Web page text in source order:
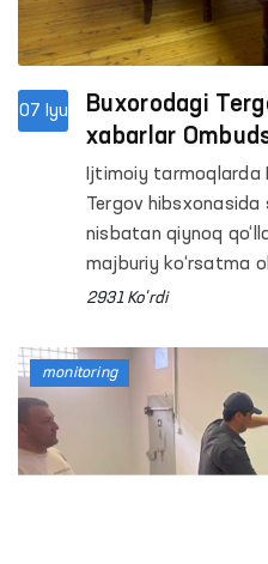
07 Iyu
Buxorodagi
xabarlar
o‘rganildi
Ijtimoiy tarmoqlarda
Tergov
nisbatan qiynoq
majburiy ko‘rsatma
tarqaldi.
2931 Ko'rdi
monitoring